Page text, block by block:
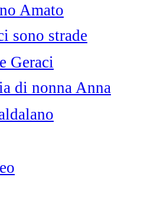
Amato
sono strade
Geraci
di nonna Anna